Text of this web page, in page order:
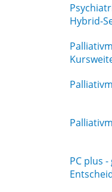
Hybrid-
PC plus